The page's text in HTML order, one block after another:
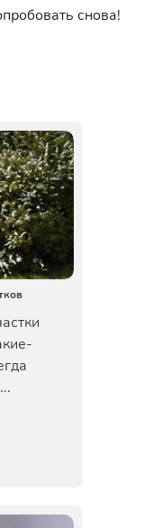
снова!